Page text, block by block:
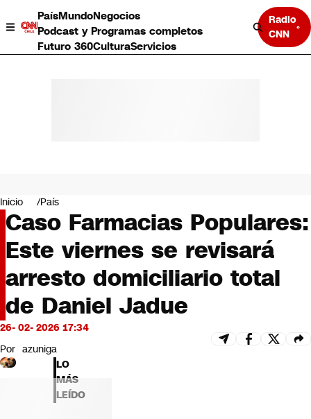
PaísMundoNegocios
Podcast y Programas completos
Futuro 360CulturaServicios
Radio
CNN
Negocios
Deportes
Programas completos
Cultura
Servicios
Bits
CNN tiempo
Futuro 360
Inicio País
Caso Farmacias Populares:
Este viernes se revisará
arresto domiciliario total
de Daniel Jadue
26- 02- 2026 17:34
Por azuniga
LO
MÁS
LEÍDO